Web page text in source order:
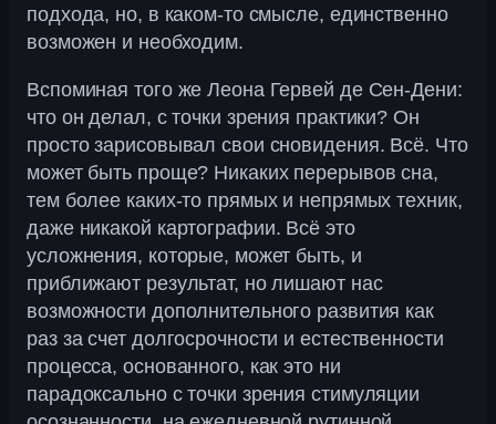
подхода, но, в каком-то смысле, единственно
возможен и необходим.
Вспоминая того же Леона Гервей де Сен-Дени:
что он делал, с точки зрения практики? Он
просто зарисовывал свои сновидения. Всё. Что
может быть проще? Никаких перерывов сна,
тем более каких-то прямых и непрямых техник,
даже никакой картографии. Всё это
усложнения, которые, может быть, и
приближают результат, но лишают нас
возможности дополнительного развития как
раз за счет долгосрочности и естественности
процесса, основанного, как это ни
парадоксально с точки зрения стимуляции